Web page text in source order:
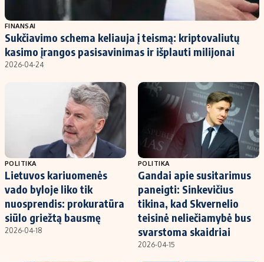
Populiarios temos
Investavimas
Akcijų rinka
Titulinis
Nedarbo išmokos skaičiuoklė
Indėlių skaičiuoklė
Būsto finansai
Įdomios naujienos
Redakcija
Apie mus
Redakcijos politika
Privatumo politika
FINANSAI
Sukčiavimo schema keliauja į teismą: kriptovaliutų
kasimo įrangos pasisavinimas ir išplauti milijonai
2026-04-24
POLITIKA
Lietuvos kariuomenės
vado byloje liko tik
nuosprendis: prokuratūra
siūlo griežtą bausmę
2026-04-18
POLITIKA
Gandai apie susitarimus
paneigti: Sinkevičius
tikina, kad Skvernelio
teisinė neliečiamybė bus
svarstoma skaidriai
2026-04-15